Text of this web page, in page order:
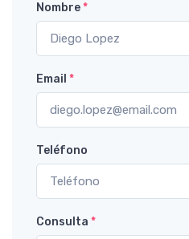
Nombre*
Email *
Teléfono
Consulta *